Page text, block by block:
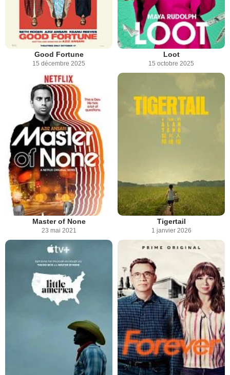
Good Fortune
15 décembre 2025
Loot
15 octobre 2025
Master of None
23 mai 2021
Tigertail
1 janvier 2026